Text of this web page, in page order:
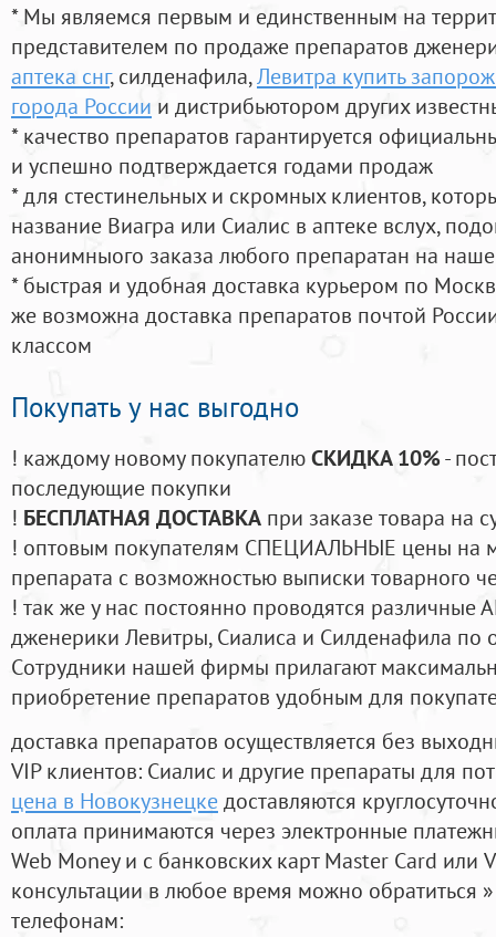
* Мы являемся первым и единственным на
представителем по продаже препаратов
аптека снг, силденафила,Левитра купить
города России и дистрибьютором других
* качество препаратов гарантируется
и успешно подтверждается годами продаж
* для стестинельных и скромных клиентов,
название Виагра или Сиалис в аптеке вслух,
анонимныого заказа любого препаратан на
* быстрая и удобная доставка курьером по
же возможна доставка препаратов почтой
классом
Покупать у нас выгодно
! каждому новому покупателюСКИДКА 10%-
последующие покупки
! БЕСПЛАТНАЯ ДОСТАВКА при заказе товара на
! оптовым покупателям СПЕЦИАЛЬНЫЕ цены на
препарата с возможностью выписки товарного
! так же у нас постоянно проводятся
дженерики Левитры, Сиалиса и Силденафила по
Cотрудники нашей фирмы прилагают
приобретение препаратов удобным для
доставка препаратов осуществляется без
VIP клиентов: Сиалис и другие препараты для
цена в Новокузнецкедоставляются
оплата принимаются через электронные
Web Money и с банковских карт Master Card или
консультации в любое время можно обратиться
телефонам: